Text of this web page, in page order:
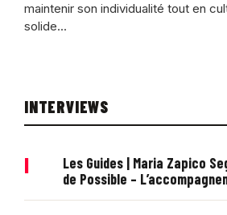
maintenir son individualité tout en
solide...
INTERVIEWS
|
Les Guides | Maria Zapico
de Possible –